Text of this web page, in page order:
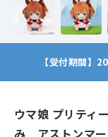
【受付期間
ウマ娘 プリティ
み アストンマー